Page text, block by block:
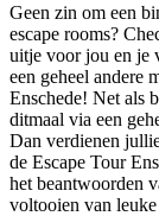
Geen zin om een
escape rooms?
uitje voor jou en je
een geheel andere
Enschede! Net als
ditmaal via een
Dan verdienen
de Escape Tour
het beantwoorden
voltooien van